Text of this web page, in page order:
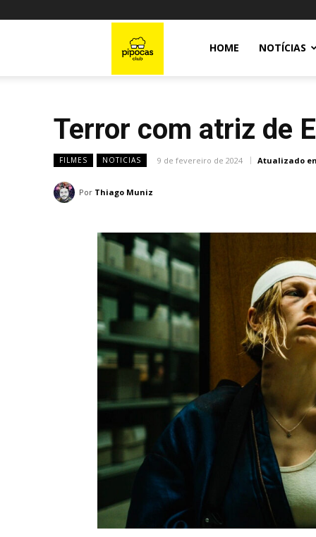
HOME NOTÍCIAS
Terror com atriz de
FILMES NOTICIAS 9 de fevereiro de 2024 Atualizado
Por Thiago Muniz